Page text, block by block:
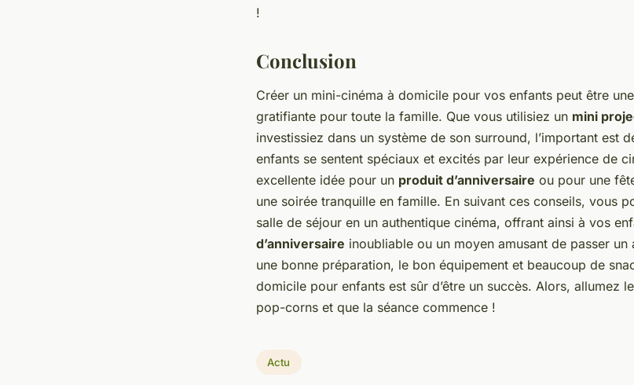
!
Conclusion
Créer un mini-cinéma à domicile pour vos enfants peut être
gratifiante pour toute la famille. Que vous utilisiez un mini
investissiez dans un système de son surround, l’important est
enfants se sentent spéciaux et excités par leur expérience de
excellente idée pour un produit d’anniversaire ou pour une
une soirée tranquille en famille. En suivant ces conseils, vous
salle de séjour en un authentique cinéma, offrant ainsi à vos
d’anniversaire inoubliable ou un moyen amusant de passer
une bonne préparation, le bon équipement et beaucoup de
domicile pour enfants est sûr d’être un succès. Alors, allumez
pop-corns et que la séance commence !
Actu